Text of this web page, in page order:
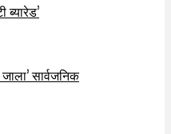
ब्यारेड’
सार्वजनिक